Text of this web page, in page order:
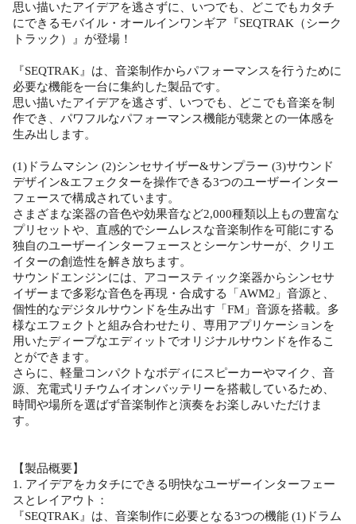
思い描いたアイデアを逃さずに、いつでも、どこでもカタチ
にできるモバイル・オールインワンギア『SEQTRAK（シーク
トラック）』が登場！
『SEQTRAK』は、音楽制作からパフォーマンスを行うために
必要な機能を一台に集約した製品です。
思い描いたアイデアを逃さず、いつでも、どこでも音楽を制
作でき、パワフルなパフォーマンス機能が聴衆との一体感を
生み出します。
(1)ドラムマシン (2)シンセサイザー&サンプラー (3)サウンド
デザイン&エフェクターを操作できる3つのユーザーインター
フェースで構成されています。
さまざまな楽器の音色や効果音など2,000種類以上もの豊富な
プリセットや、直感的でシームレスな音楽制作を可能にする
独自のユーザーインターフェースとシーケンサーが、クリエ
イターの創造性を解き放ちます。
サウンドエンジンには、アコースティック楽器からシンセサ
イザーまで多彩な音色を再現・合成する「AWM2」音源と、
個性的なデジタルサウンドを生み出す「FM」音源を搭載。多
様なエフェクトと組み合わせたり、専用アプリケーションを
用いたディープなエディットでオリジナルサウンドを作るこ
とができます。
さらに、軽量コンパクトなボディにスピーカーやマイク、音
源、充電式リチウムイオンバッテリーを搭載しているため、
時間や場所を選ばず音楽制作と演奏をお楽しみいただけま
す。
【製品概要】
1. アイデアをカタチにできる明快なユーザーインターフェー
スとレイアウト：
『SEQTRAK』は、音楽制作に必要となる3つの機能 (1)ドラム